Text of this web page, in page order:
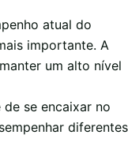
atual do
importante. A
um alto nível
se encaixar no
diferentes